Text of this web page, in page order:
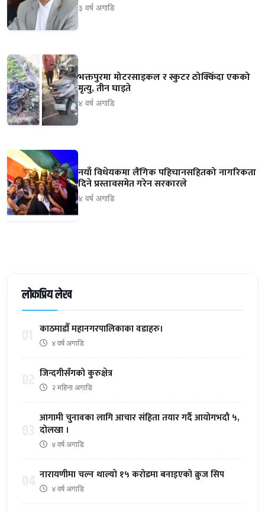
३ वर्ष अगाडि
भक्तपुरमा मोटरसाइकल र स्कुटर ठोक्किँदा एकको
मृत्यु, तीन घाइते
४ वर्ष अगाडि
नयाँ विधेयकमा लैंगिक पहिचानसहितको नागरिकता
दिने प्रस्तावसमेत गरेन सरकारले
४ वर्ष अगाडि
लोकप्रिय लेख
काठमाडौँ महानगरपालिकाका वडाहरु।
४ वर्ष अगाडि
जिन्दगीसँगको कुरुक्षेत्र
२ महिना अगाडि
आगामी चुनावका लागि आचार संहिता तयार गर्दै आयोगभदौ ५,
दोलखा ।
४ वर्ष अगाडि
नारायणीमा चल्न थाल्यो १५ करोडमा बनाइएको क्रुज सिप
४ वर्ष अगाडि